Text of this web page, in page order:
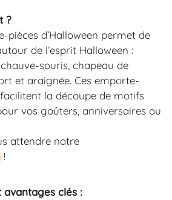
?
pièces d’Halloween permet de
de l’esprit Halloween :
souris, chapeau de
et araignée. Ces emporte-
la découpe de motifs
vos goûters, anniversaires ou
attendre notre
!
clés :